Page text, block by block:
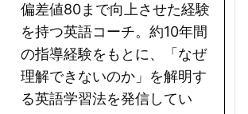
偏差値80まで向上させた経験
を持つ英語コーチ。約10年間
の指導経験をもとに、「なぜ
理解できないのか」を解明す
る英語学習法を発信してい